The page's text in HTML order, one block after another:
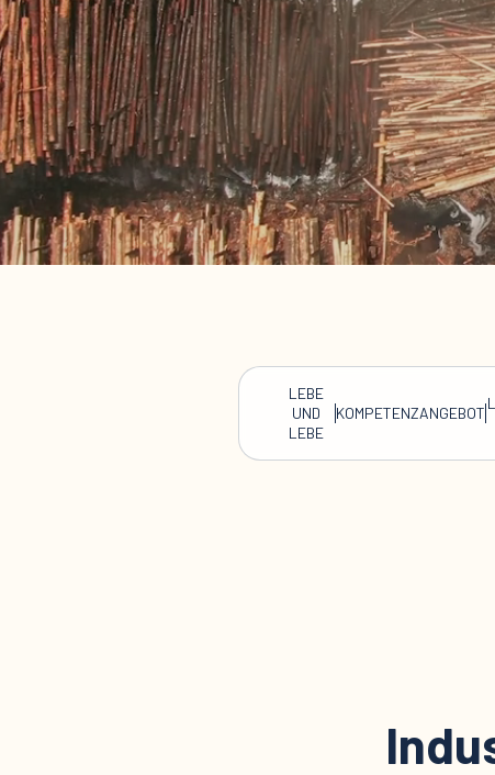
LEBE
UND
LEBE
KOMPETENZANGEBOT